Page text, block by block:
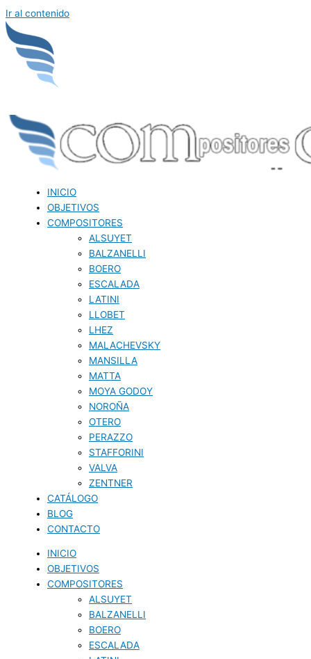
Ir al contenido
INICIO
OBJETIVOS
COMPOSITORES
ALSUYET
BALZANELLI
BOERO
ESCALADA
LATINI
LLOBET
LHEZ
MALACHEVSKY
MANSILLA
MATTA
MOYA GODOY
NOROÑA
OTERO
PERAZZO
STAFFORINI
VALVA
ZENTNER
CATÁLOGO
BLOG
CONTACTO
INICIO
OBJETIVOS
COMPOSITORES
ALSUYET
BALZANELLI
BOERO
ESCALADA